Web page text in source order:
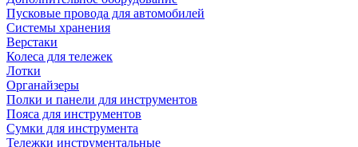
Пусковые провода для автомобилей
Системы хранения
Верстаки
Колеса для тележек
Лотки
Органайзеры
Полки и панели для инструментов
Пояса для инструментов
Сумки для инструмента
Тележки инструментальные